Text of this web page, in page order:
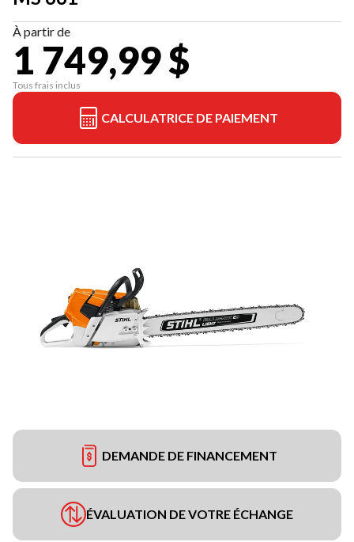
À partir de
1 749,99 $
Tous frais inclus
CALCULATRICE DE PAIEMENT
DEMANDE DE FINANCEMENT
ÉVALUATION DE VOTRE ÉCHANGE